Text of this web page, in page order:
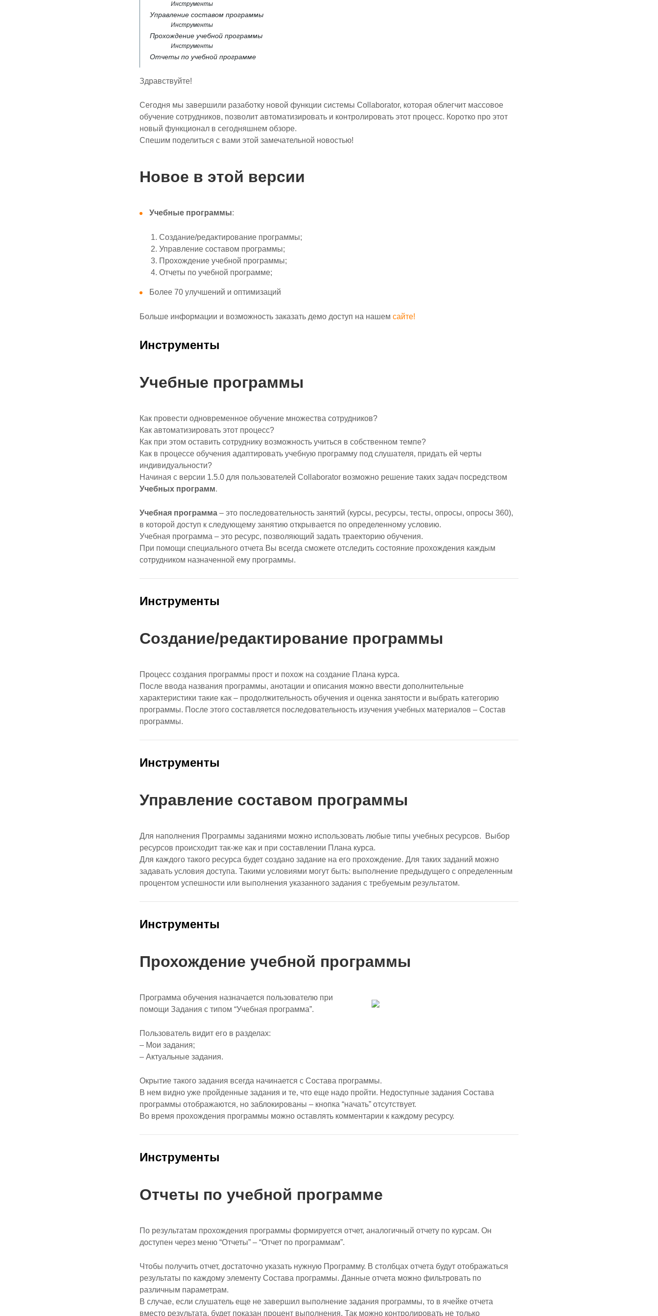
Инструменты
Управление составом программы
Инструменты
Прохождение учебной программы
Инструменты
Отчеты по учебной программе
Здравствуйте!
Сегодня мы завершили разаботку новой функции системы Collaborator, которая облегчит массовое
обучение сотрудников, позволит автоматизировать и контролировать этот процесс. Коротко про этот
новый функционал в сегодняшнем обзоре.
Спешим поделиться с вами этой замечательной новостью!
Новое в этой версии
Учебные программы:
Создание/редактирование программы;
Управление составом программы;
Прохождение учебной программы;
Отчеты по учебной программе;
Более 70 улучшений и оптимизаций
Больше информации и возможность заказать демо доступ на нашем сайте!
Инструменты
Учебные программы
Как провести одновременное обучение множества сотрудников?
Как автоматизировать этот процесс?
Как при этом оставить сотруднику возможность учиться в собственном темпе?
Как в процессе обучения адаптировать учебную программу под слушателя, придать ей черты
индивидуальности?
Начиная с версии 1.5.0 для пользователей Collaborator возможно решение таких задач посредством
Учебных программ.
Учебная программа – это последовательность занятий (курсы, ресурсы, тесты, опросы, опросы 360),
в которой доступ к следующему занятию открывается по определенному условию.
Учебная программа – это ресурс, позволяющий задать траекторию обучения.
При помощи специального отчета Вы всегда сможете отследить состояние прохождения каждым
сотрудником назначенной ему программы.
Инструменты
Создание/редактирование программы
Процесс создания программы прост и похож на создание Плана курса.
После ввода названия программы, анотации и описания можно ввести дополнительные
характеристики такие как – продолжительность обучения и оценка занятости и выбрать категорию
программы. После этого составляется последовательность изучения учебных материалов – Состав
программы.
Инструменты
Управление составом программы
Для наполнения Программы заданиями можно использовать любые типы учебных ресурсов. Выбор
ресурсов происходит так-же как и при составлении Плана курса.
Для каждого такого ресурса будет создано задание на его прохождение. Для таких заданий можно
задавать условия доступа. Такими условиями могут быть: выполнение предыдущего с определенным
процентом успешности или выполнения указанного задания с требуемым результатом.
Инструменты
Прохождение учебной программы
Программа обучения назначается пользователю при
помощи Задания с типом “Учебная программа”.
Пользователь видит его в разделах:
– Мои задания;
– Актуальные задания.
Окрытие такого задания всегда начинается с Состава программы.
В нем видно уже пройденные задания и те, что еще надо пройти. Недоступные задания Состава
программы отображаются, но заблокированы – кнопка “начать” отсутствует.
Во время прохождения программы можно оставлять комментарии к каждому ресурсу.
Инструменты
Отчеты по учебной программе
По результатам прохождения программы формируется отчет, аналогичный отчету по курсам. Он
доступен через меню “Отчеты” – “Отчет по программам”.
Чтобы получить отчет, достаточно указать нужную Программу. В столбцах отчета будут отображаться
результаты по каждому элементу Состава программы. Данные отчета можно фильтровать по
различным параметрам.
В случае, если слушатель еще не завершил выполнение задания программы, то в ячейке отчета
вместо результата, будет показан процент выполнения. Так можно контролировать не только